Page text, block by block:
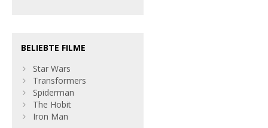
BELIEBTE FILME
Star Wars
Transformers
Spiderman
The Hobit
Iron Man